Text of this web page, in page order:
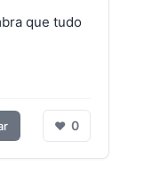
que tudo
❤ 0